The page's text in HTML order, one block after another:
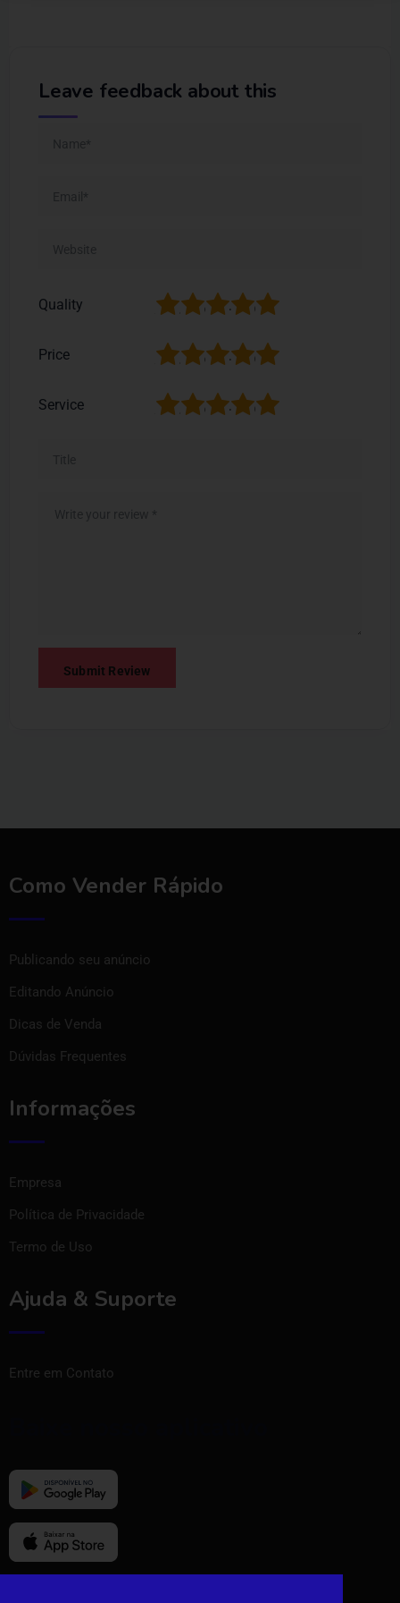
Leave feedback about this
Quality 5
4
3
2
Price 5
4
3
2
Service 5
4
3
2
Como Vender Rápido
Publicando seu anúncio
Editando Anúncio
Dicas de Venda
Dúvidas Frequentes
Informações
Empresa
Política de Privacidade
Termo de Uso
Ajuda & Suporte
Entre em Contato